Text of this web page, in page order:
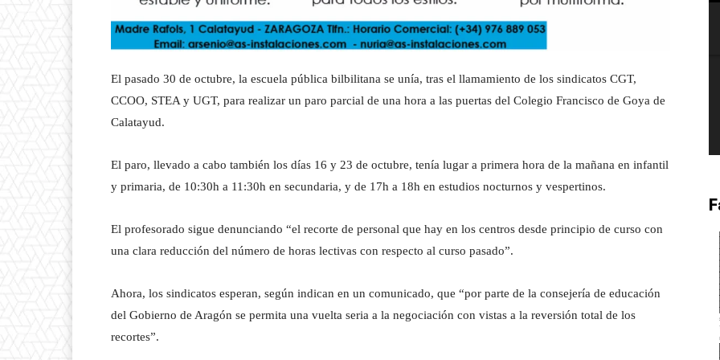
El pasado 30 de octubre, la escuela pública bilbilitana se unía, tras el llamamiento de los sindicatos CGT,
CCOO, STEA y UGT, para realizar un paro parcial de una hora a las puertas del Colegio Francisco de Goya de
Calatayud.
El paro, llevado a cabo también los días 16 y 23 de octubre, tenía lugar a primera hora de la mañana en infantil
y primaria, de 10:30h a 11:30h en secundaria, y de 17h a 18h en estudios nocturnos y vespertinos.
El profesorado sigue denunciando “el recorte de personal que hay en los centros desde principio de curso con
una clara reducción del número de horas lectivas con respecto al curso pasado”.
Ahora, los sindicatos esperan, según indican en un comunicado, que “por parte de la consejería de educación
del Gobierno de Aragón se permita una vuelta seria a la negociación con vistas a la reversión total de los
recortes”.